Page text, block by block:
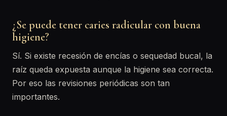
¿Se puede tener caries radicular con buena
higiene?
Sí. Si existe recesión de encías o sequedad bucal, la
raíz queda expuesta aunque la higiene sea correcta.
Por eso las revisiones periódicas son tan
importantes.